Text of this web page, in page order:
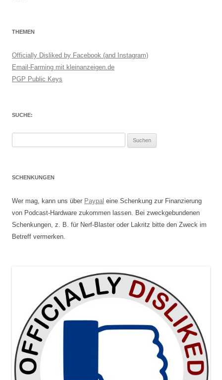
THEMEN
Officially Disliked by Facebook (and Instagram)
Email-Farming mit kleinanzeigen.de
PGP Public Keys
SUCHE:
SCHENKUNGEN
Wer mag, kann uns über Paypal eine Schenkung zur Finanzierung
von Podcast-Hardware zukommen lassen. Bei zweckgebundenen
Schenkungen, z. B. für Nerf-Blaster oder Lakritz bitte den Zweck im
Betreff vermerken.